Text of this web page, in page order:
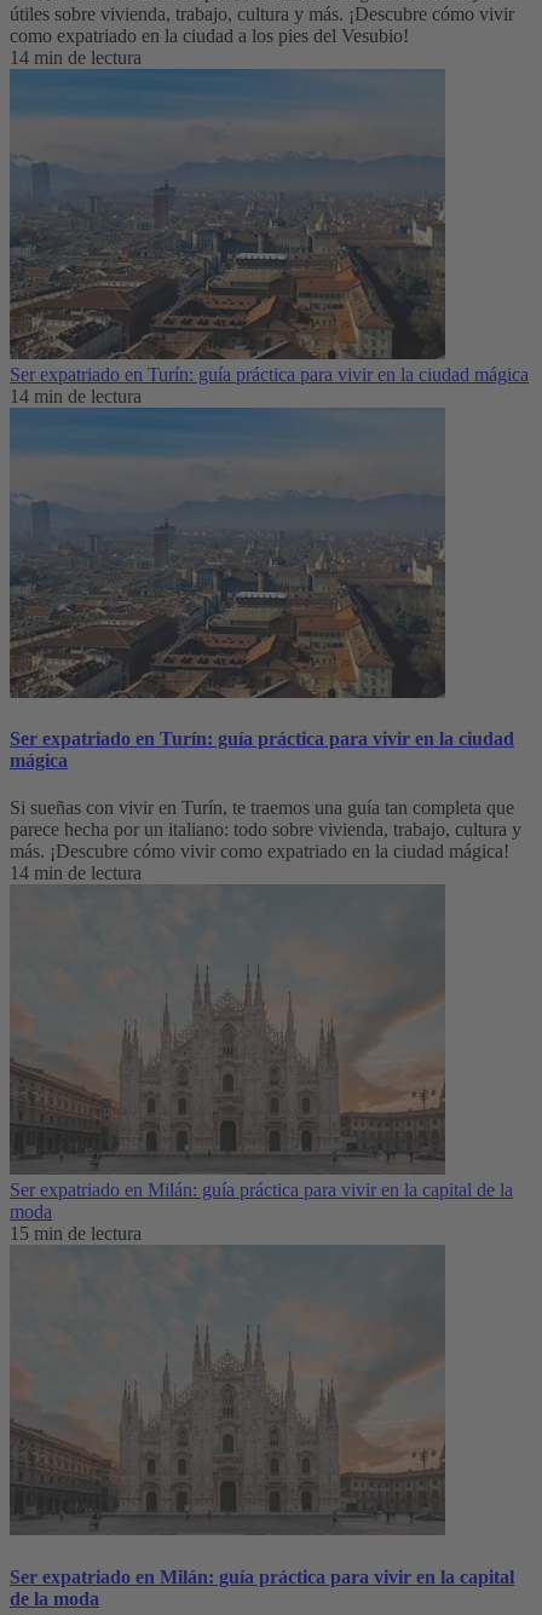
útiles sobre vivienda, trabajo, cultura y más. ¡Descubre cómo vivir
como expatriado en la ciudad a los pies del Vesubio!
14 min de lectura
Ser expatriado en Turín: guía práctica para vivir en la ciudad mágica
14 min de lectura
Ser expatriado en Turín: guía práctica para vivir en la ciudad
mágica
Si sueñas con vivir en Turín, te traemos una guía tan completa que
parece hecha por un italiano: todo sobre vivienda, trabajo, cultura y
más. ¡Descubre cómo vivir como expatriado en la ciudad mágica!
14 min de lectura
Ser expatriado en Milán: guía práctica para vivir en la capital de la
moda
15 min de lectura
Ser expatriado en Milán: guía práctica para vivir en la capital
de la moda